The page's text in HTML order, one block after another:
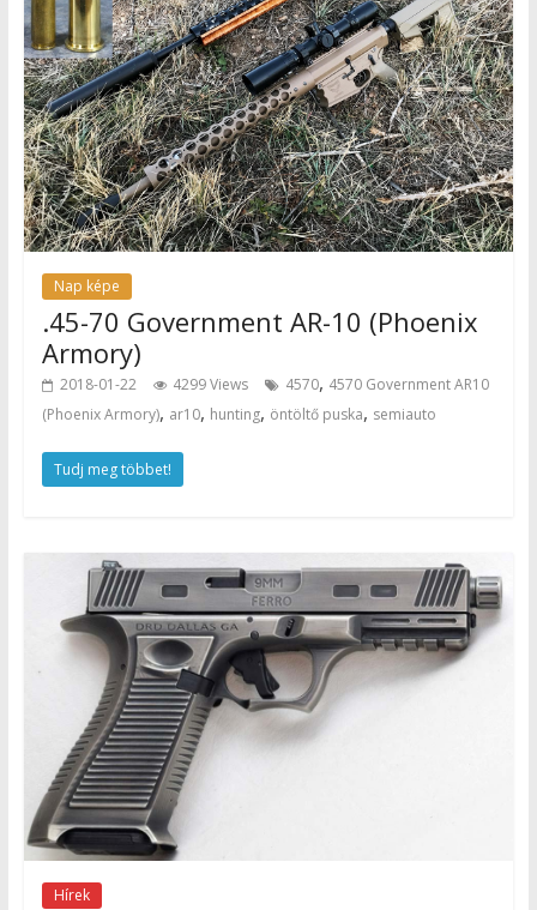
Nap képe
.45-70 Government AR-10 (Phoenix
Armory)
2018-01-22 4299 Views 4570, 4570 Government AR10
(Phoenix Armory), ar10, hunting, öntöltő puska, semiauto
Tudj meg többet!
Hírek